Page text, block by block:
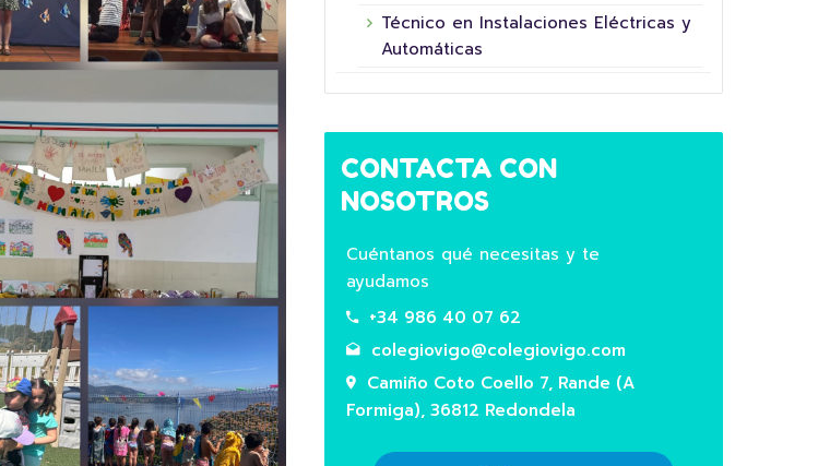
COLLEITA FINAL NA NOSA
HORTA ESCOLAR!
Hoxe é un día moi especial na nosa
aula! Os nosos pequenos e pequenas
agricultores e agricultoras de 2º de
Primaria recolleron por fin os froitos…
Leer Más
Técnico en Instalaciones Eléctricas y
Automáticas
CONTACTA CON
NOSOTROS
Cuéntanos qué necesitas y te
ayudamos
+34 986 40 07 62
colegiovigo@colegiovigo.com
Camiño Coto Coello 7, Rande (A
Formiga), 36812 Redondela